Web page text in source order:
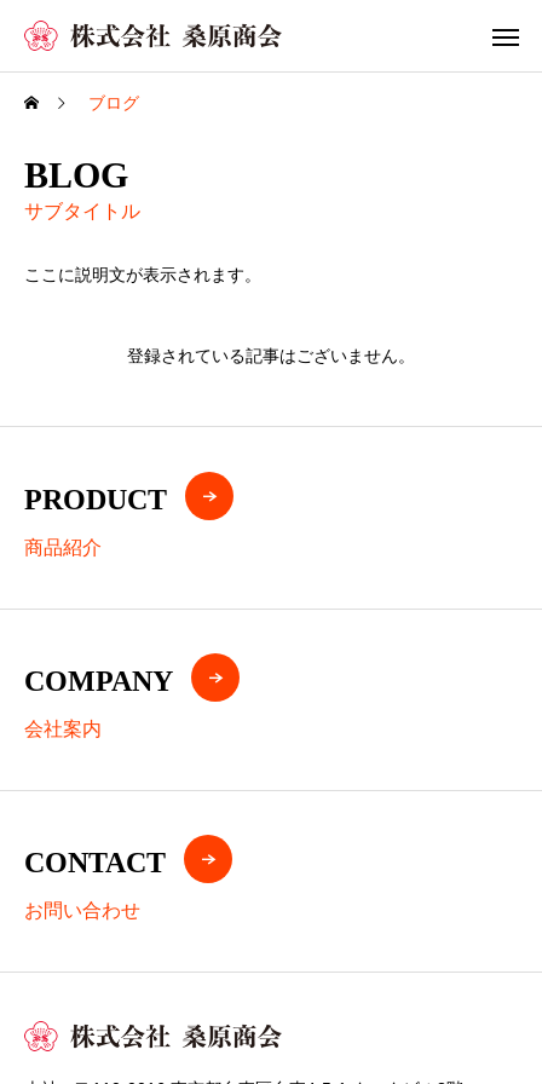
ブログ
BLOG
サブタイトル
ここに説明文が表示されます。
登録されている記事はございません。
PRODUCT
商品紹介
COMPANY
会社案内
CONTACT
お問い合わせ